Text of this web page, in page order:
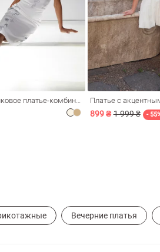
Платье с
899 ₴ 1 999 ₴ -
Вечерние платья